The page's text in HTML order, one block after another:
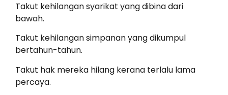
Takut kehilangan syarikat yang dibina dari
bawah.
Takut kehilangan simpanan yang dikumpul
bertahun-tahun.
Takut hak mereka hilang kerana terlalu lama
percaya.